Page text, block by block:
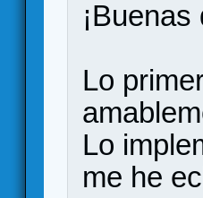
Lo
Lo
me he